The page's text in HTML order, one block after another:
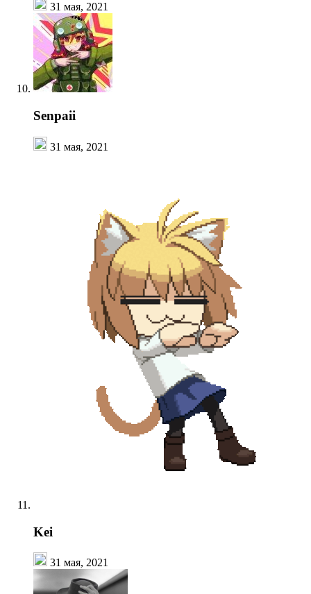
31 мая, 2021
Senpaii
31 мая, 2021
Kei
31 мая, 2021